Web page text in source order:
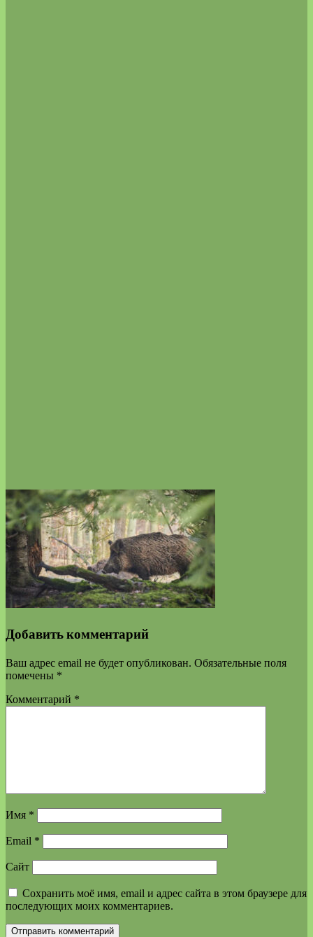
Добавить комментарий
Ваш адрес email не будет опубликован. Обязательные поля
помечены *
Комментарий *
Имя *
Email *
Сайт
Сохранить моё имя, email и адрес сайта в этом браузере для
последующих моих комментариев.